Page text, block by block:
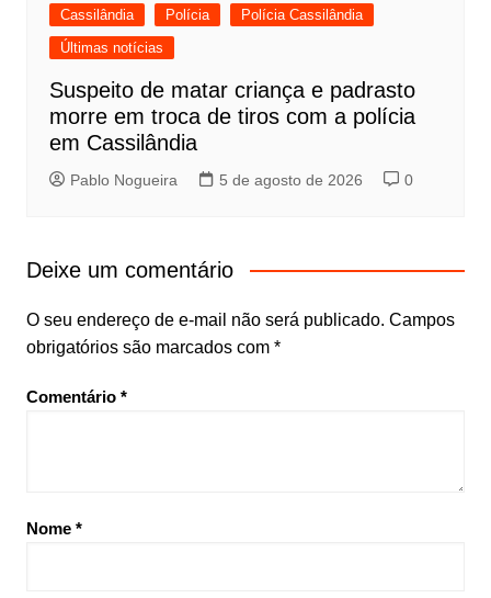
Cassilândia Polícia
Polícia Cassilândia
Últimas notícias
Suspeito de matar criança e padrasto
morre em troca de tiros com a polícia
em Cassilândia
Pablo Nogueira 5 de agosto de 2026 0
Deixe um comentário
O seu endereço de e-mail não será publicado. Campos
obrigatórios são marcados com *
Comentário *
Nome *